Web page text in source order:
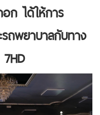
อก ได้ให้การ
ถพยาบาลกับทาง
7HD